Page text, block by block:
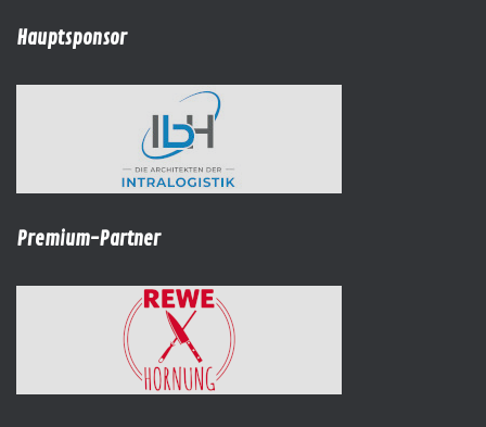
Hauptsponsor
Premium-Partner